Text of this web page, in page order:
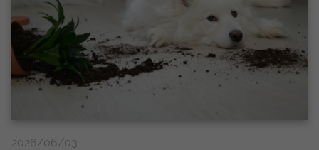
2026/06/03